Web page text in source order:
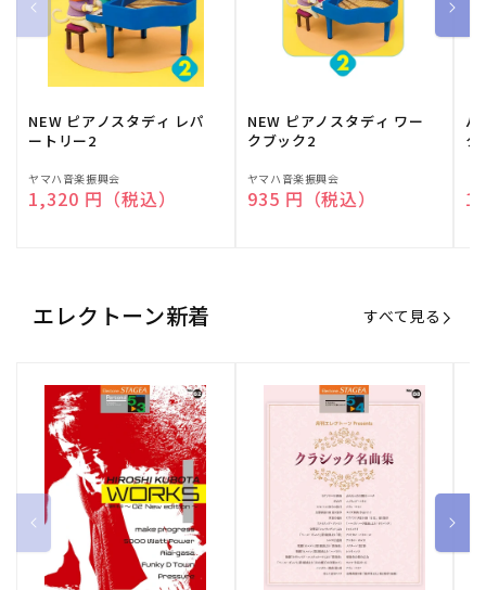
NEW ピアノスタディ レパ
ートリー2
販
売
ヤマハ音楽振興会
通常価格
1,320 円（税込）
NEW ピアノスタディ ワー
クブック2
販
売
ヤマハ音楽振興会
通常価格
935 円（税込）
バ
ク
売
エレクトーン新着 すべて見る